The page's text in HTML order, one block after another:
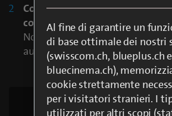
blueTV
Cinema
Controlla i tuoi dati nella
completa l'ordine
Nota: Per poter guardare blue
automaticamente connessi a
Al fine di garantire un
di base ottimale dei nostri
(swisscom.ch, blueplus.ch e
bluecinema.ch),
cookie strettamente
per i visitatori stranieri. I